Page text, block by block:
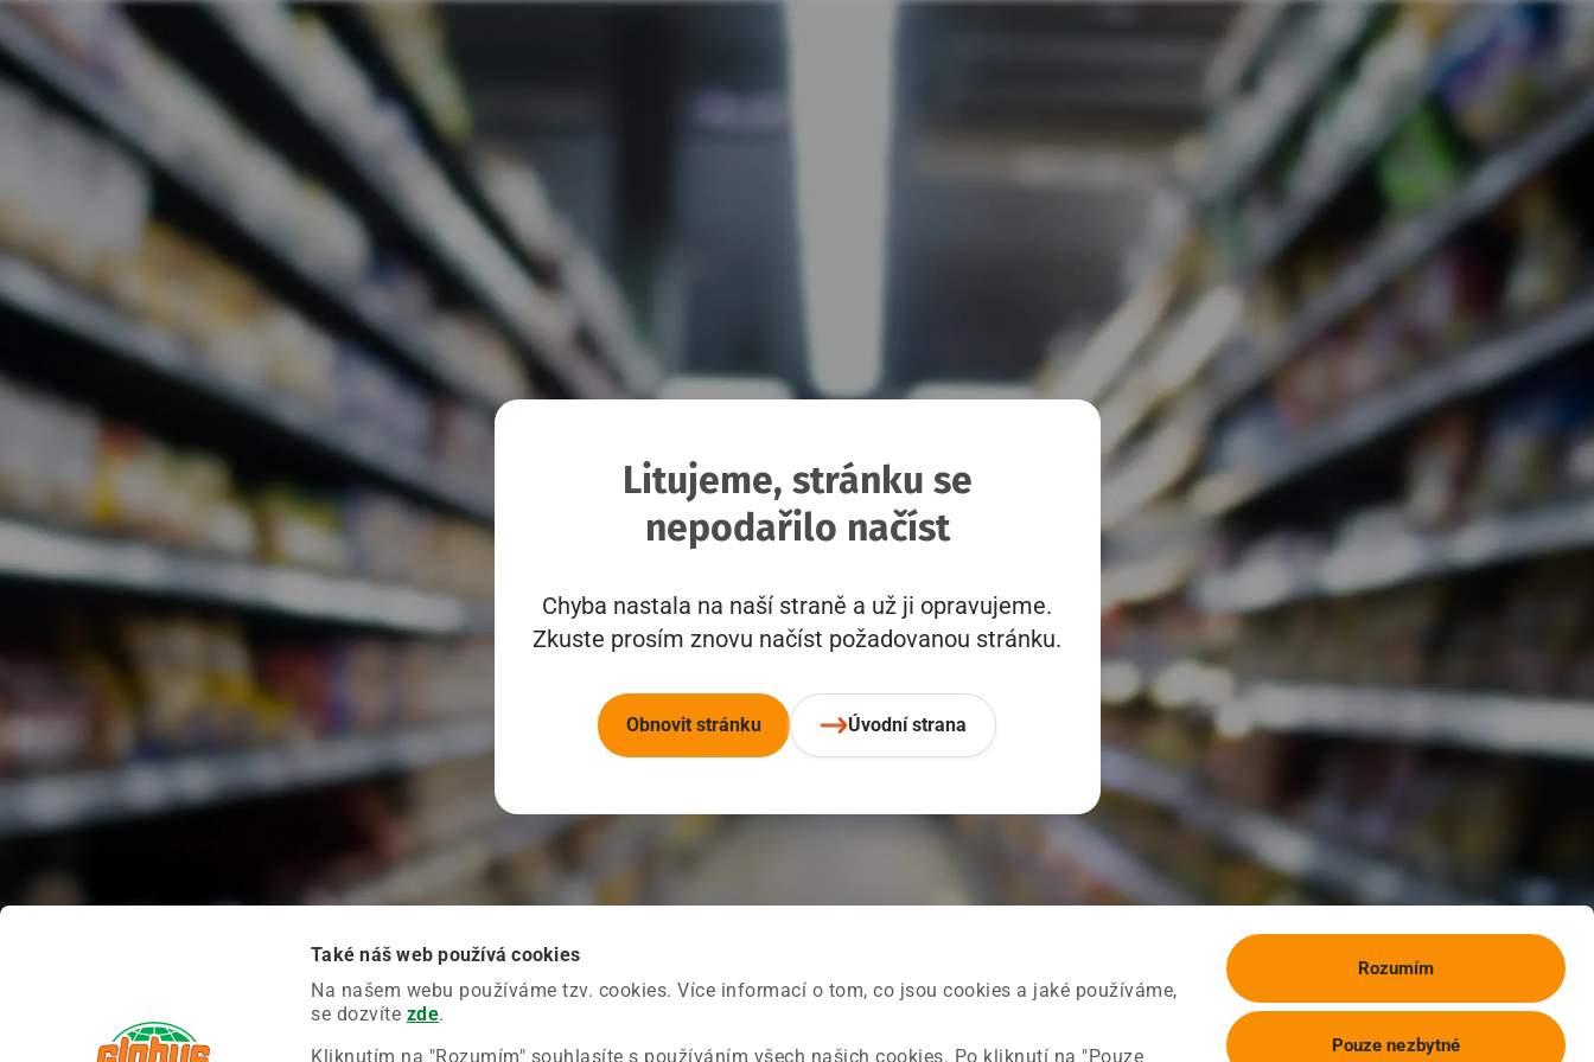
Také náš web používá cookies
Na našem webu používáme tzv. cookies. Více informací o tom, co jsou cookies a jaké používáme,
se dozvíte zde.
Kliknutím na "Rozumím" souhlasíte s používáním všech našich cookies. Po kliknutí na "Pouze
Rozumím
Pouze nezbytné
Litujeme, stránku se
nepodařilo načíst
Chyba nastala na naší straně a už ji opravujeme.
Zkuste prosím znovu načíst požadovanou stránku.
Obnovit stránku Úvodní strana